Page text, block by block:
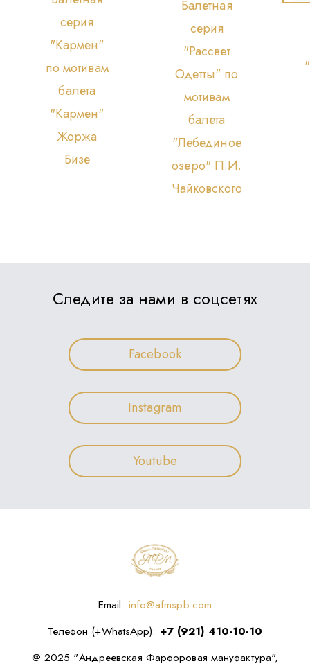
серия
"Кармен"
по мотивам
балета
"Кармен"
Жоржа
Бизе
Балетная
серия
"Рассвет
Одетты" по
мотивам
балета
"Лебединое
озеро" П.И.
Чайковского
Следите за нами в соцсетях
Facebook
Instagram
Youtube
Email: info@afmspb.com
Телефон (+WhatsApp): +7 (921) 410-10-10
@ 2025 "Андреевская Фарфоровая мануфактура",